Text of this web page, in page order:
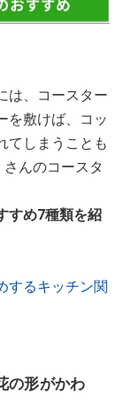
は、コースター
を敷けば、コッ
てしまうことも
んのコースタ
すめ7種類を紹
するキッチン関
の形がかわ